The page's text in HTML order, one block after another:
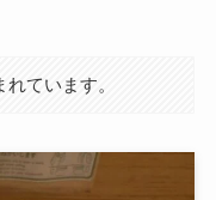
ています。